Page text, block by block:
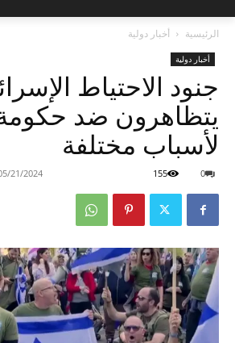
الرئيسية أخبار دولية
أخبار دولية
جنود الاحتياط
يتظاهرون ضد حكومة
لأسباب مختلفة
21/2024 0
155